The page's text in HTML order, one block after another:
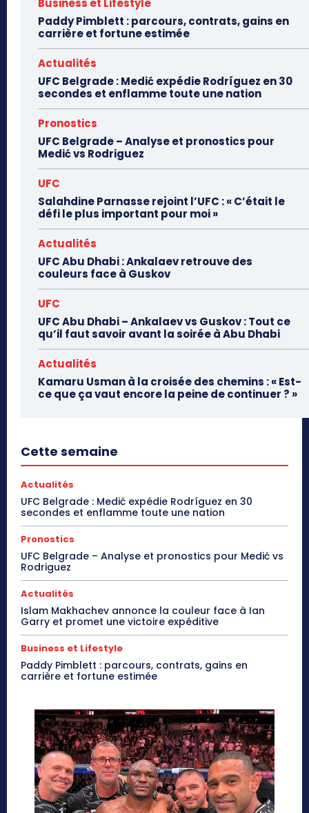
Business et Lifestyle
Paddy Pimblett : parcours, contrats, gains en
carrière et fortune estimée
Actualités
UFC Belgrade : Medić expédie Rodríguez en 30
secondes et enflamme toute une nation
Pronostics
UFC Belgrade – Analyse et pronostics pour
Medić vs Rodriguez
UFC
Salahdine Parnasse rejoint l’UFC : « C’était le
défi le plus important pour moi »
Actualités
UFC Abu Dhabi : Ankalaev retrouve des
couleurs face à Guskov
UFC
UFC Abu Dhabi – Ankalaev vs Guskov : Tout ce
qu’il faut savoir avant la soirée à Abu Dhabi
Actualités
Kamaru Usman à la croisée des chemins : « Est-
ce que ça vaut encore la peine de continuer ? »
Cette semaine
Actualités
UFC Belgrade : Medić expédie Rodríguez en 30
secondes et enflamme toute une nation
Pronostics
UFC Belgrade – Analyse et pronostics pour Medić vs
Rodriguez
Actualités
Islam Makhachev annonce la couleur face à Ian
Garry et promet une victoire expéditive
Business et Lifestyle
Paddy Pimblett : parcours, contrats, gains en
carrière et fortune estimée